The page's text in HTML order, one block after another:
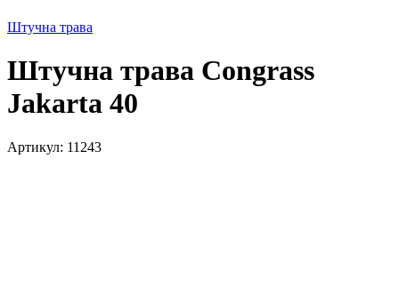
Штучна трава
Штучна трава Congrass
Jakаrta 40
Артикул: 11243